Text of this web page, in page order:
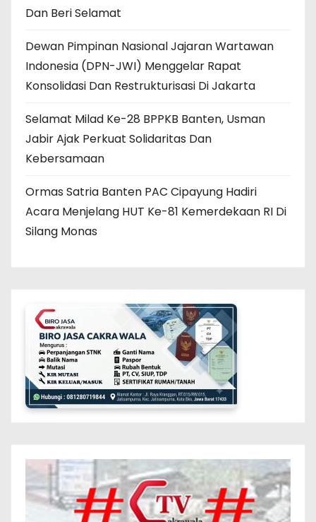
Dan Beri Selamat
Dewan Pimpinan Nasional Jajaran Wartawan
Indonesia (DPN-JWI) Menggelar Rapat
Konsolidasi Dan Restrukturisasi Di Jakarta
Selamat Milad Ke-28 BPPKB Banten, Usman
Jabir Ajak Perkuat Solidaritas Dan
Kebersamaan
Ormas Satria Banten PAC Cipayung Hadiri
Acara Menjelang HUT Ke-81 Kemerdekaan RI Di
Silang Monas